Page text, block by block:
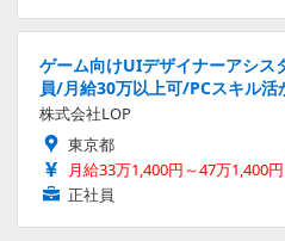
ゲーム向けUIデザイナーアシス
員/月給30万以上可/PCスキル活
株式会社LOP
東京都
月給33万1,400円～47万1,400円
正社員